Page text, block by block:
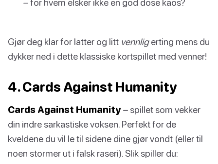
Gjør deg klar for latter og litt vennligerting mens du
dykker ned i dette klassiske kortspillet med venner!
4. Cards Against Humanity
Cards Against Humanity – spillet som vekker
din indre sarkastiske voksen. Perfekt for de
kveldene du vil le til sidene dine gjør vondt (eller til
noen stormer ut i falsk raseri). Slik spiller du: